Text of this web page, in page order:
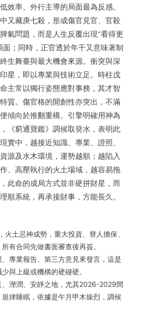
效率、外行主導的局面最為反感。
又藏庚七殺，形成傷官見官、官殺
問題，而是人生反覆出現“看得更
；同時，正官透於年干又意味著制
生舞臺與最大機會來源。衝突與深
星，即以專業與技術立足。時柱戊
主常以獨行姿態應對事務，其才智
質。傷官格的開創性亦突出，不滿
傾向於推翻重構。引擎明確用神為
《窮通寶鑑》調候取癸水，表明此
實中，越接近知識、專業、證照、
源及水木環境，運勢越順；越陷入
、高壓執行的火土場域，越容易拖
此命的成局方式並非硬拼財星，而
順系統，再承接財事，方能長久。
土忌神成勢，重大投資、替人擔保、
有合同先做書面審查後再簽。
專業報告、第三方意見來發言，這是
與上級或機構的硬碰硬。
溼潤、安靜之地，尤其2026-2029間
律睡眠，依據是午月甲木燥烈，調候